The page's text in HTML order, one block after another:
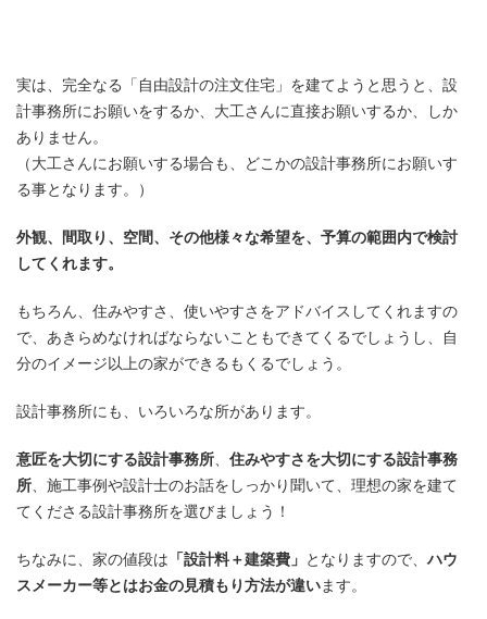
実は、完全なる「自由設計の注文住宅」を建てようと思うと、設
計事務所にお願いをするか、大工さんに直接お願いするか、しか
ありません。
（大工さんにお願いする場合も、どこかの設計事務所にお願いす
る事となります。）
外観、間取り、空間、その他様々な希望を、予算の範囲内で検討
してくれます。
もちろん、住みやすさ、使いやすさをアドバイスしてくれますの
で、あきらめなければならないこともできてくるでしょうし、自
分のイメージ以上の家ができるもくるでしょう。
設計事務所にも、いろいろな所があります。
意匠を大切にする設計事務所、 住みやすさを大切にする設計事務
所、施工事例や設計士のお話をしっかり聞いて、理想の家を建て
てくださる設計事務所を選びましょう！
ちなみに、家の値段は 「設計料＋建築費」 となりますので、ハウ
スメーカー等とはお金の見積もり方法が違います。